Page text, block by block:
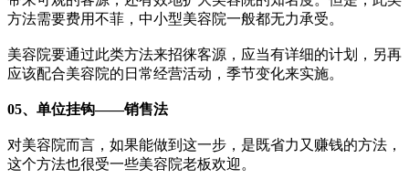
方法需要费用不菲，中小型美容院一般都无力承受。
美容院要通过此类方法来招徕客源，应当有详细的计划，另再
应该配合美容院的日常经营活动，季节变化来实施。
05、单位挂钩——销售法
对美容院而言，如果能做到这一步，是既省力又赚钱的方法，
这个方法也很受一些美容院老板欢迎。